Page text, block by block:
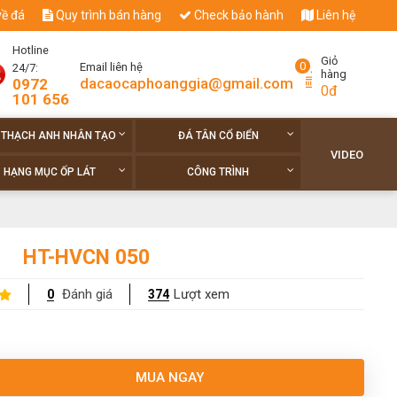
đá Quy trình bán hàng Check bảo hành Liên hệ
Hotline
24/7:
0972
101 656
Email liên hệ
dacaocaphoanggia@gmail.com
0
Giỏ
hàng
0đ
ANH NHÂN TẠO ĐÁ TÂN CỔ ĐIỂN
HẠNG MỤC ỐP LÁT CÔNG TRÌNH
VIDEO
HT-HVCN 050
0 Đánh giá 374 Lượt xem
MUA NGAY